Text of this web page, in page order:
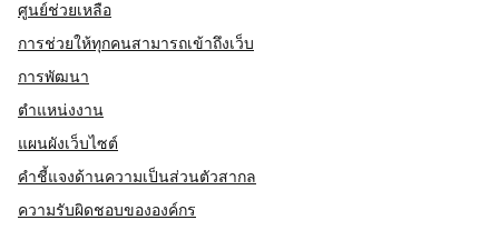
ศูนย์ช่วยเหลือ
การช่วยให้ทุกคนสามารถเข้าถึงเว็บ
การพัฒนา
ตำแหน่งงาน
แผนผังเว็บไซต์
คำชี้แจงด้านความเป็นส่วนตัวสากล
ความรับผิดชอบขององค์กร